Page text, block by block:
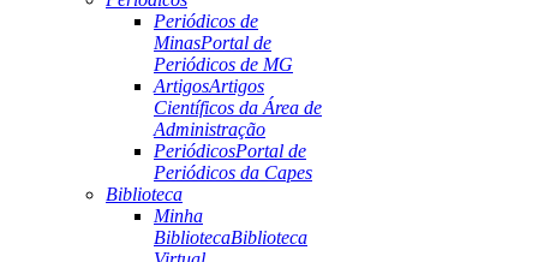
Periódicos de
MinasPortal de
Periódicos de MG
ArtigosArtigos
Científicos da Área de
Administração
PeriódicosPortal de
Periódicos da Capes
Biblioteca
Minha
BibliotecaBiblioteca